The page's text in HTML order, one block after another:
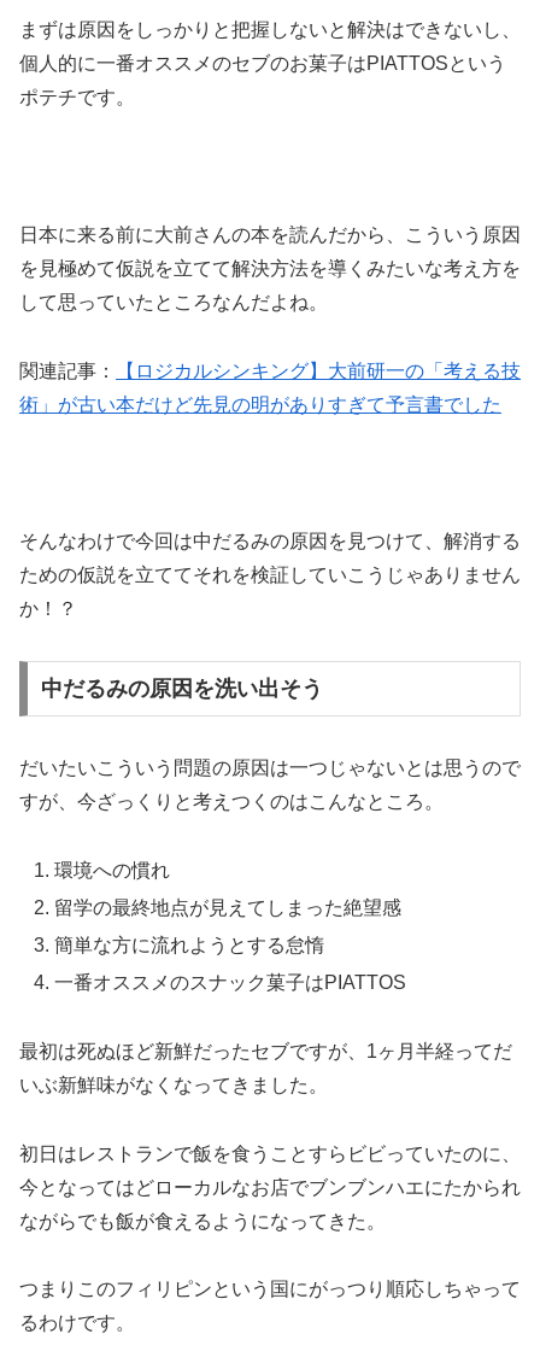
まずは原因をしっかりと把握しないと解決はできないし、
個人的に一番オススメのセブのお菓子はPIATTOSという
ポテチです。
日本に来る前に大前さんの本を読んだから、こういう原因
を見極めて仮説を立てて解決方法を導くみたいな考え方を
して思っていたところなんだよね。
関連記事：
【ロジカルシンキング】大前研一の「考える技
術」が古い本だけど先見の明がありすぎて予言書でした
そんなわけで今回は中だるみの原因を見つけて、解消する
ための仮説を立ててそれを検証していこうじゃありません
か！？
中だるみの原因を洗い出そう
だいたいこういう問題の原因は一つじゃないとは思うので
すが、今ざっくりと考えつくのはこんなところ。
環境への慣れ
留学の最終地点が見えてしまった絶望感
簡単な方に流れようとする怠惰
一番オススメのスナック菓子はPIATTOS
最初は死ぬほど新鮮だったセブですが、1ヶ月半経ってだ
いぶ新鮮味がなくなってきました。
初日はレストランで飯を食うことすらビビっていたのに、
今となってはどローカルなお店でブンブンハエにたかられ
ながらでも飯が食えるようになってきた。
つまりこのフィリピンという国にがっつり順応しちゃって
るわけです。